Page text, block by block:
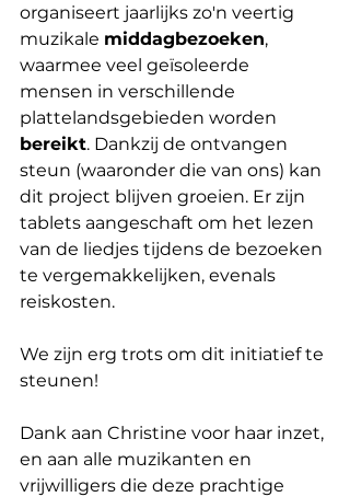
organiseert jaarlijks zo'n veertig
muzikale middagbezoeken,
waarmee veel geïsoleerde
mensen in verschillende
plattelandsgebieden worden
bereikt. Dankzij de ontvangen
steun (waaronder die van ons) kan
dit project blijven groeien. Er zijn
tablets aangeschaft om het lezen
van de liedjes tijdens de bezoeken
te vergemakkelijken, evenals
reiskosten.
We zijn erg trots om dit initiatief te
steunen!
Dank aan Christine voor haar inzet,
en aan alle muzikanten en
vrijwilligers die deze prachtige